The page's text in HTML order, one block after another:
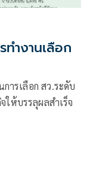
ำงานเลือก
ารเลือก สว.ระดับ
ให้บรรลุผลสำเร็จ